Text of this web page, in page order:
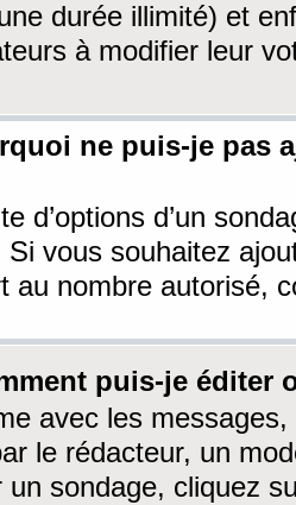
durée illimité) et
à modifier leur
ne puis-je pas
d’options d’un
Si vous souhaitez
au nombre autorisé,
puis-je éditer
avec les
le rédacteur, un
un sondage, cliquez